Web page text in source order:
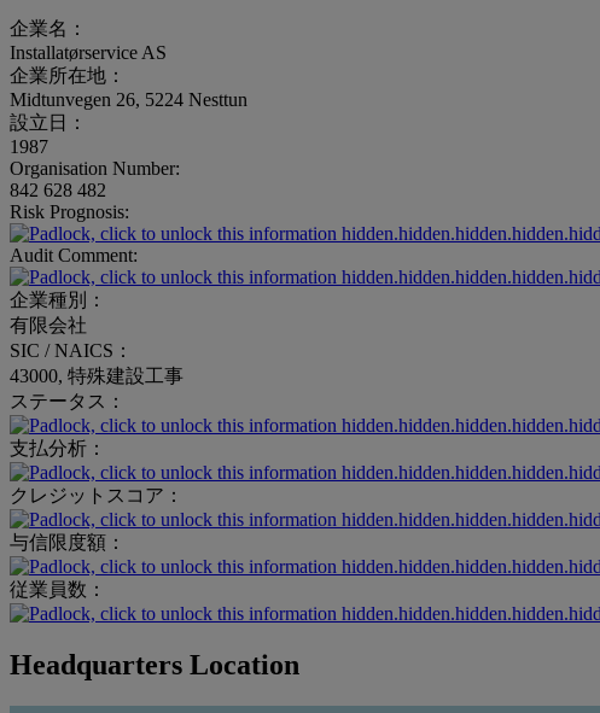
企業名：
Installatørservice AS
企業所在地：
Midtunvegen 26, 5224 Nesttun
設立日：
1987
Organisation Number:
842 628 482
Risk Prognosis:
Audit Comment:
企業種別：
有限会社
SIC / NAICS：
43000, 特殊建設工事
ステータス：
支払分析：
クレジットスコア：
与信限度額：
従業員数：
Headquarters Location